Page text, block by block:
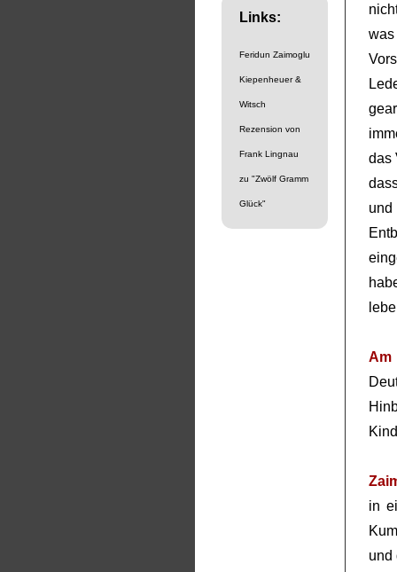
Links:
Feridun Zaimoglu
Kiepenheuer &
Witsch
Rezension von
Frank Lingnau
zu "Zwölf Gramm
Glück"
das
Am
in
und